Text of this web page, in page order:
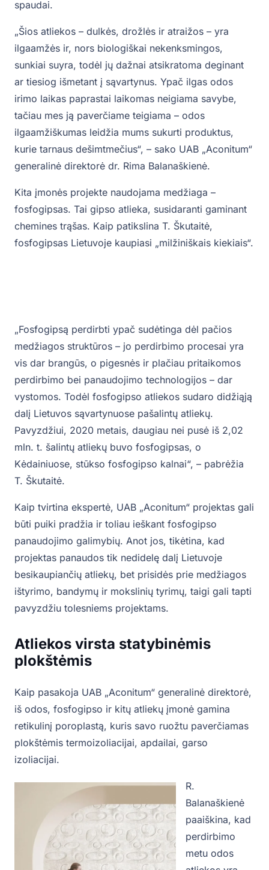
spaudai.
„Šios atliekos – dulkės, drožlės ir atraižos – yra
ilgaamžės ir, nors biologiškai nekenksmingos,
sunkiai suyra, todėl jų dažnai atsikratoma deginant
ar tiesiog išmetant į sąvartynus. Ypač ilgas odos
irimo laikas paprastai laikomas neigiama savybe,
tačiau mes ją paverčiame teigiama – odos
ilgaamžiškumas leidžia mums sukurti produktus,
kurie tarnaus dešimtmečius“, – sako UAB „Aconitum“
generalinė direktorė dr. Rima Balanaškienė.
Kita įmonės projekte naudojama medžiaga –
fosfogipsas. Tai gipso atlieka, susidaranti gaminant
chemines trąšas. Kaip patikslina T. Škutaitė,
fosfogipsas Lietuvoje kaupiasi „milžiniškais kiekiais“.
„Fosfogipsą perdirbti ypač sudėtinga dėl pačios
medžiagos struktūros – jo perdirbimo procesai yra
vis dar brangūs, o pigesnės ir plačiau pritaikomos
perdirbimo bei panaudojimo technologijos – dar
vystomos. Todėl fosfogipso atliekos sudaro didžiąją
dalį Lietuvos sąvartynuose pašalintų atliekų.
Pavyzdžiui, 2020 metais, daugiau nei pusė iš 2,02
mln. t. šalintų atliekų buvo fosfogipsas, o
Kėdainiuose, stūkso fosfogipso kalnai“, – pabrėžia
T. Škutaitė.
Kaip tvirtina ekspertė, UAB „Aconitum“ projektas gali
būti puiki pradžia ir toliau ieškant fosfogipso
panaudojimo galimybių. Anot jos, tikėtina, kad
projektas panaudos tik nedidelę dalį Lietuvoje
besikaupiančių atliekų, bet prisidės prie medžiagos
ištyrimo, bandymų ir mokslinių tyrimų, taigi gali tapti
pavyzdžiu tolesniems projektams.
Atliekos virsta statybinėmis
plokštėmis
Kaip pasakoja UAB „Aconitum“ generalinė direktorė,
iš odos, fosfogipso ir kitų atliekų įmonė gamina
retikulinį poroplastą, kuris savo ruožtu paverčiamas
plokštėmis termoizoliacijai, apdailai, garso
izoliacijai.
R.
Balanaškienė
paaiškina, kad
perdirbimo
metu odos